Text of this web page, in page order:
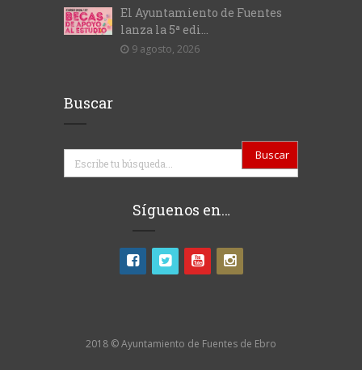
El Ayuntamiento de Fuentes
lanza la 5ª edi...
9 agosto, 2026
Buscar
Buscar
Síguenos en…
2018 © Ayuntamiento de Fuentes de Ebro